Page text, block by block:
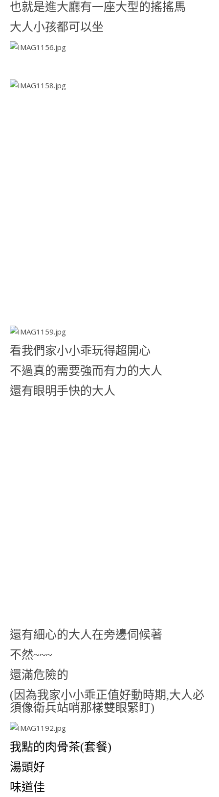
也就是進大廳有一座大型的搖搖馬
大人小孩都可以坐
看我們家小小乖玩得超開心
不過真的需要強而有力的大人
還有眼明手快的大人
還有細心的大人在旁邊伺候著
不然~~~
還滿危險的
(因為我家小小乖正值好動時期,大人必
須像衛兵站哨那樣雙眼緊盯)
我點的肉骨茶(套餐)
湯頭好
味道佳